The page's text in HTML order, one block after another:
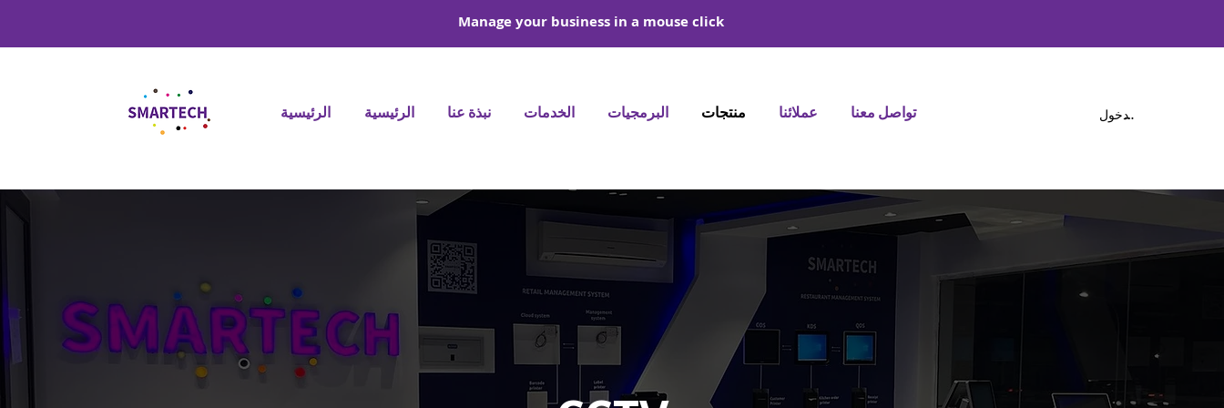
Manage your business in a mouse click
الرئيسية الرئيسية نبذة عنا الخدمات البرمجيات منتجات عملائنا تواصل معنا تسجيل الدخول